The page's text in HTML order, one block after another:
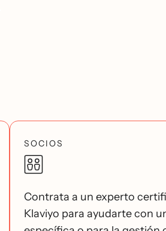
SOCIOS
Contrata a un experto
Klaviyo para ayudarte con